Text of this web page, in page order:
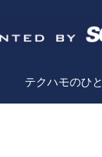
テクハモのひと